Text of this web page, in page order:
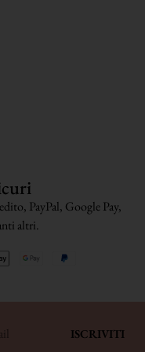
PayPal, Google Pay,
altri.
ISCRIVITI